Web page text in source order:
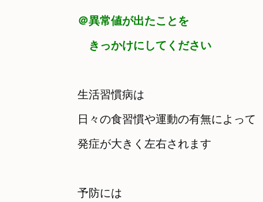
＠異常値が出たことを
きっかけにしてください
生活習慣病は
日々の食習慣や運動の有無によって
発症が大きく左右されます